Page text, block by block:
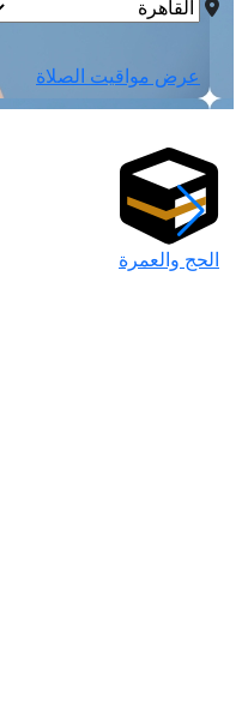
عرض مواقيت الصلاة
الحج والعمرة